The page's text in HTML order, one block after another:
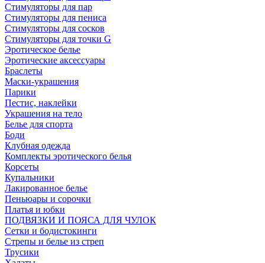
Стимуляторы для пар
Стимуляторы для пениса
Стимуляторы для сосков
Стимуляторы для точки G
Эротическое белье
Эротические аксессуары
Браслеты
Маски-украшения
Парики
Пестис, наклейки
Украшения на тело
Белье для спорта
Боди
Клубная одежда
Комплекты эротического белья
Корсеты
Купальники
Лакированное белье
Пеньюары и сорочки
Платья и юбки
ПОДВЯЗКИ И ПОЯСА ДЛЯ ЧУЛОК
Сетки и бодистокинги
Стрепы и белье из стреп
Трусики